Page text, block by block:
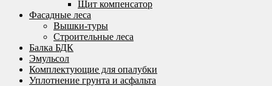
Щит компенсатор
Фасадные леса
Вышки-туры
Строительные леса
Балка БДК
Эмульсол
Комплектующие для опалубки
Уплотнение грунта и асфальта